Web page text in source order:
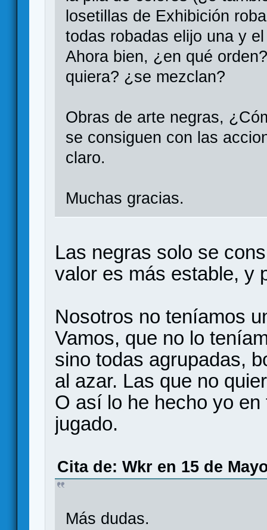
losetillas de Exhibición
todas robadas elijo una y
Ahora bien, ¿en qué
quiera? ¿se mezclan?
Obras de arte negras,
se consiguen con las
claro.
Muchas gracias.
Las negras solo se
valor es más estable, y
Nosotros no teníamos
Vamos, que no lo
sino todas agrupadas,
al azar. Las que no
O así lo he hecho yo
jugado.
Cita de: Wkr en 15 de
Más dudas.